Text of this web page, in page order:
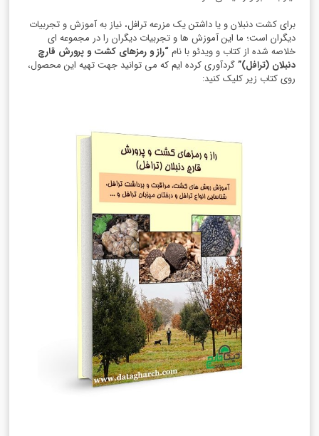
برای کشت دنبلان و یا داشتن یک مزرعه ترافل، نیاز به آموزش و تجربیات
دیگران است؛ ما این آموزش ها و تجربیات دیگران را در مجموعه ای
خلاصه شده از کتاب و ویدئو با نام“راز و رمزهای کشت و پرورش قارچ
دنبلان (ترافل)”گردآوری کرده ایم که می توانید جهت تهیه این محصول،
روی کتاب زیر کلیک کنید: